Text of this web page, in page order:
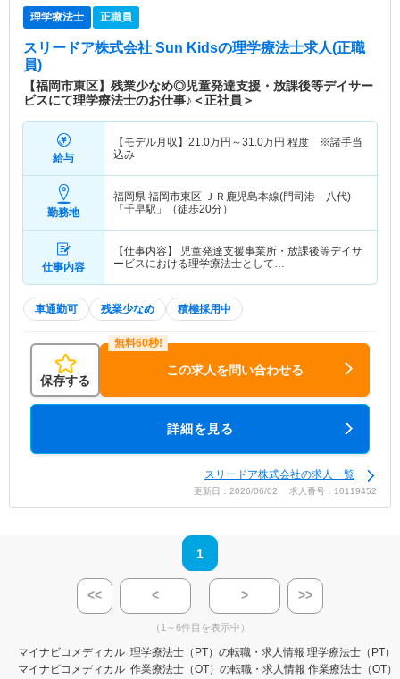
理学療法士 正職員
スリードア株式会社 Sun Kidsの理学療法士求人(正職
員)
【福岡市東区】残業少なめ◎児童発達支援・放課後等デイサー
ビスにて理学療法士のお仕事♪＜正社員＞
給与
【モデル月収】 21.0万円～31.0万円 程度 ※諸手当
込み
勤務地
福岡県 福岡市東区 ＪＲ鹿児島本線(門司港－八代)
「千早駅」（徒歩20分）
仕事内容
【仕事内容】 児童発達支援事業所・放課後等デイサ
ービスにおける理学療法士として…
車通勤可 残業少なめ 積極採用中
保存する
この求人を問い合わせる
詳細を見る
スリードア株式会社の求人一覧
更新日：2026/06/02 求人番号：10119452
1
<< < > >>
（1～6件目を表示中）
マイナビコメディカル 理学療法士（PT）の転職・求人情報 理学療法士（PT）
マイナビコメディカル 作業療法士（OT）の転職・求人情報 作業療法士（OT